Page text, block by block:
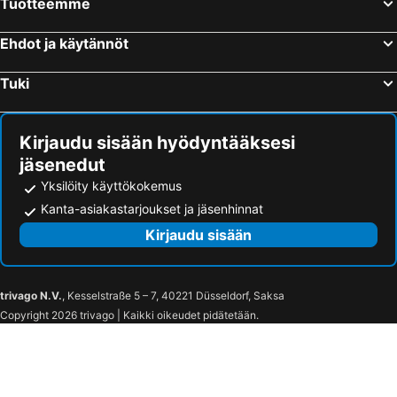
Ehdot ja käytännöt
Tuki
Kirjaudu sisään hyödyntääksesi
jäsenedut
Yksilöity käyttökokemus
Kanta-asiakastarjoukset ja jäsenhinnat
Kirjaudu sisään
trivago N.V., Kesselstraße 5 – 7, 40221 Düsseldorf, Saksa
Copyright 2026 trivago | Kaikki oikeudet pidätetään.